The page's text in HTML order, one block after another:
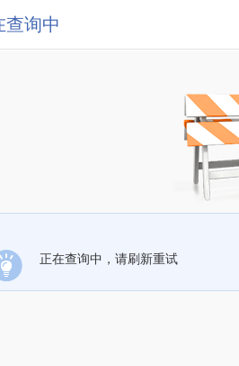
查询中
正在查询中，请刷新重试